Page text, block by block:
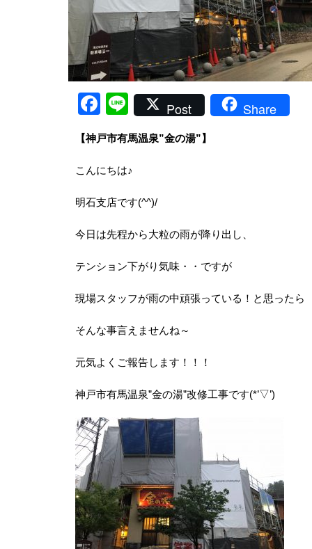
Facebook
LinePost Share
【神戸市有馬温泉”金の湯”】
こんにちは♪
明石支店です(^^)/
今日は先程から大粒の雨が降り出し、
テンション下がり気味・・ですが
現場スタッフが雨の中頑張っている！と思ったら
そんな事言えませんね～
元気よくご報告します！！！
神戸市有馬温泉”金の湯”改修工事です(*’▽’)